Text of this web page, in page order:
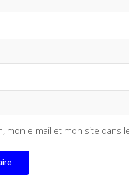
mon e-mail et mon site dans